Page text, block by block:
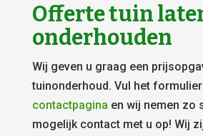
Offerte tuin
onderhouden
Wij geven u graag een
tuinonderhoud. Vul het
contactpagina en wij nemen zo
mogelijk contact met u op! Wij